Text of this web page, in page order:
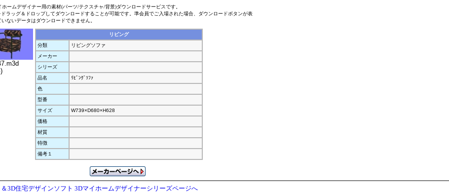
ームデザイナー用の素材(パーツ/テクスチャ/背景)ダウンロードサービスです。
ラッグ＆ドロップしてダウンロードすることが可能です。準会員でご入場された場合、ダウンロードボタンが表
ないデータはダウンロードできません。
リビング
分類
リビングソファ
メーカー
シリーズ
品名
ﾘﾋﾞﾝｸﾞｿﾌｧ
色
型番
サイズ
W739×D680×H628
価格
材質
特徴
備考１
3D住宅デザインソフト 3Dマイホームデザイナーシリーズページへ